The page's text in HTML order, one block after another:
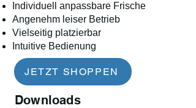
Individuell anpassbare Frische
Angenehm leiser Betrieb
Vielseitig platzierbar
Intuitive Bedienung
JETZT SHOPPEN
Downloads